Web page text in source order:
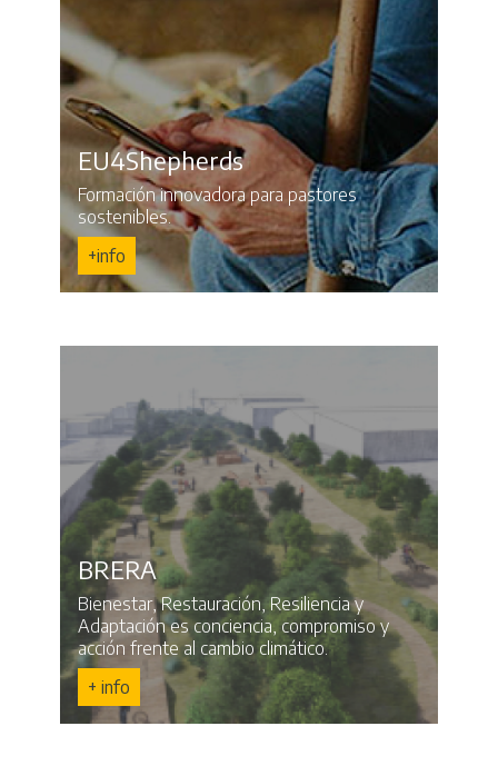
EU4Shepherds
Formación innovadora para pastores
sostenibles.
+info
BRERA
Bienestar, Restauración, Resiliencia y
Adaptación es conciencia, compromiso y
acción frente al cambio climático.
+ info